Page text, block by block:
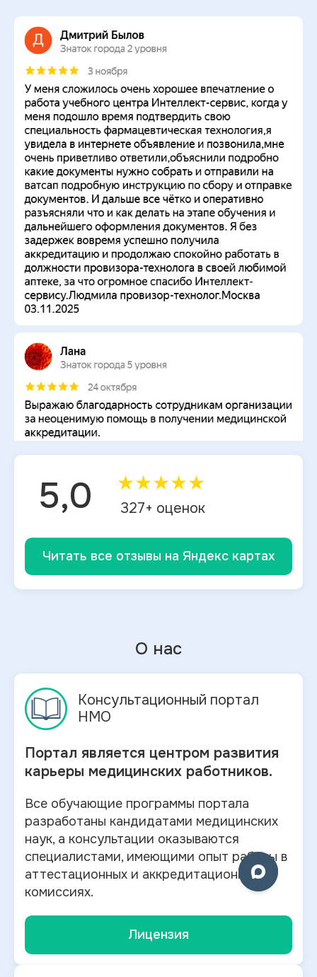
5,0 ★★★★★
327+ оценок
Читать все отзывы на Яндекс картах
О нас
Консультационный портал
НМО
Портал является центром развития
карьеры медицинских работников.
Все обучающие программы портала
разработаны кандидатами медицинских
наук, а консультации оказываются
специалистами, имеющими опыт работы в
аттестационных и аккредитационных
комиссиях.
Лицензия